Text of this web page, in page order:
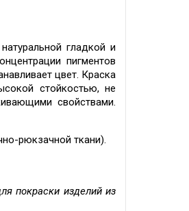
гладкой и
пигментов
цвет. Краска
стойкостью, не
свойствами.
рюкзачной ткани).
покраски изделий из